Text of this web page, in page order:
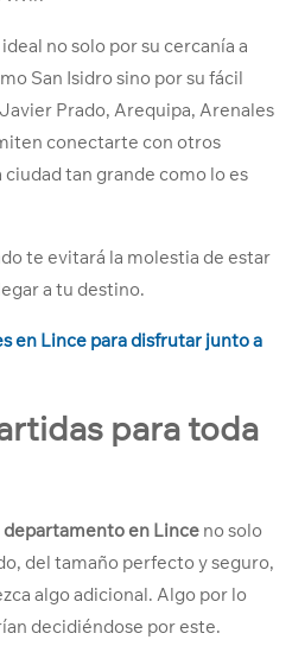
no solo por su cercanía a
San Isidro sino por su fácil
Prado, Arequipa, Arenales
conectarte con otros
tan grande como lo es
te evitará la molestia de estar
a tu destino.
en Lince para disfrutar junto a
para toda
departamento en Lince no solo
del tamaño perfecto y seguro,
algo adicional. Algo por lo
decidiéndose por este.